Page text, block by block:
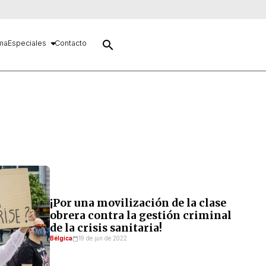
Especiales Contacto search
¡Por una movilización de la clase
obrera contra la gestión criminal
de la crisis sanitaria!
Bélgica 19 de jan de 2022